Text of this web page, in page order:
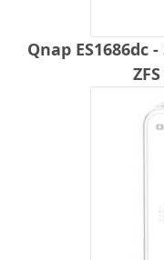
Qnap ES1686dc